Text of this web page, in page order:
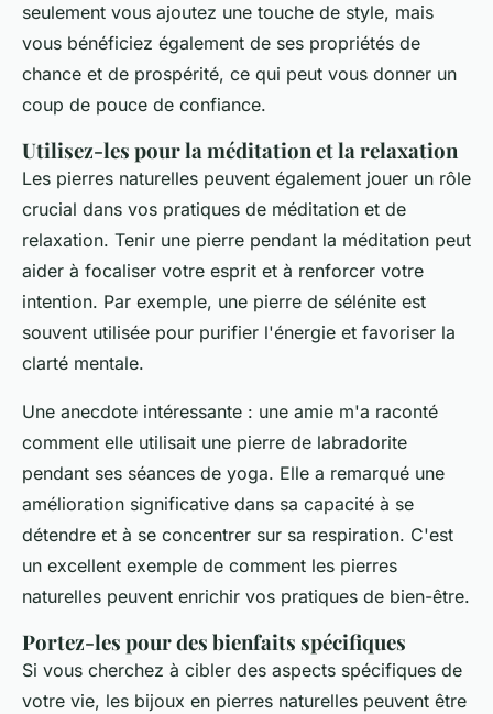
seulement vous ajoutez une touche de style, mais
vous bénéficiez également de ses propriétés de
chance et de prospérité, ce qui peut vous donner un
coup de pouce de confiance.
Utilisez-les pour la méditation et la relaxation
Les pierres naturelles peuvent également jouer un rôle
crucial dans vos pratiques de méditation et de
relaxation. Tenir une pierre pendant la méditation peut
aider à focaliser votre esprit et à renforcer votre
intention. Par exemple, une pierre de sélénite est
souvent utilisée pour purifier l'énergie et favoriser la
clarté mentale.
Une anecdote intéressante : une amie m'a raconté
comment elle utilisait une pierre de labradorite
pendant ses séances de yoga. Elle a remarqué une
amélioration significative dans sa capacité à se
détendre et à se concentrer sur sa respiration. C'est
un excellent exemple de comment les pierres
naturelles peuvent enrichir vos pratiques de bien-être.
Portez-les pour des bienfaits spécifiques
Si vous cherchez à cibler des aspects spécifiques de
votre vie, les bijoux en pierres naturelles peuvent être